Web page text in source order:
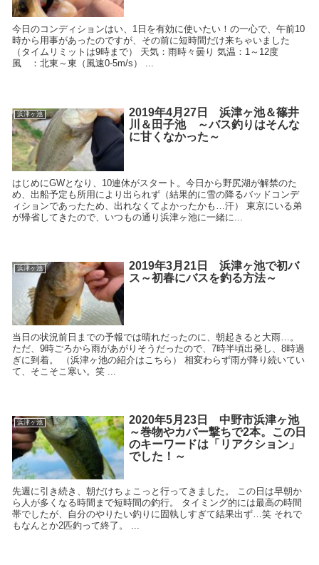
今日のコンディションはい、1日を有効に使いたい！の一心で、午前10
時から用事があったのですが、その前に短時間だけ来ちゃいました
（タイムリミットは9時まで） 天気：雨時々曇り 気温：1～12度
風 ：北東～東（風速0-5m/s） ...
浜津ヶ池
2019年4月27日 浜津ヶ池＆篠井
川＆田子池 ～バス釣りはそんな
に甘くなかった～
はじめにGWとなり、10連休がスタート。今日から野尻湖が解禁のた
め、出船予定も所用により出られず（結果的に雪の降るバッドコンデ
ィションであったため、出れなくてよかったかも…汗） 東京にいる弟
が帰省してきたので、いつもの通り浜津ヶ池に一緒に...
浜津ヶ池
2019年3月21日 浜津ヶ池で初バ
ス～初春にバスを釣る方法～
当日の状況前日までの予報では晴れだったのに、朝起きると大雨…。
ただ、9時ごろから雨があがりそうだったので、7時半頃出発し、8時過
ぎに到着。 （浜津ヶ池の紹介はこちら） 相変わらず雨が降り続いてい
て、そこそこ寒い。笑 ...
浜津ヶ池
2020年5月23日 中野市浜津ヶ池
～巻物やカバー撃ちで2本。この日
のキーワードは「リアクション」
でした！～
先週に引き続き、朝だけちょこっと行ってきました。 この日は早朝か
ら人が多くなる時間まで短時間の釣行。 タイミング的には最高の時間
帯でしたが、自分のやりたい釣りに固執しすぎて結果出ず…笑 それで
もなんとか2匹釣って終了。 ...